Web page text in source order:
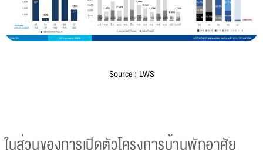
Source : LWS
ในส่วนของการเปิดตัวโครงการบ้านพักอาศัย